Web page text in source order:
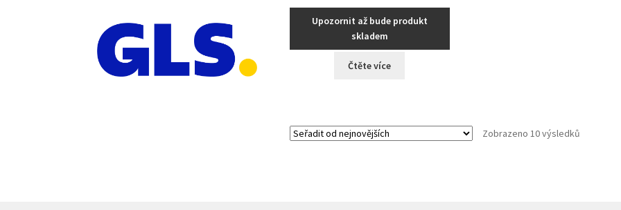
Upozornit až bude produkt
skladem
Čtěte více
Zobrazeno 10 výsledkůSeřazeno